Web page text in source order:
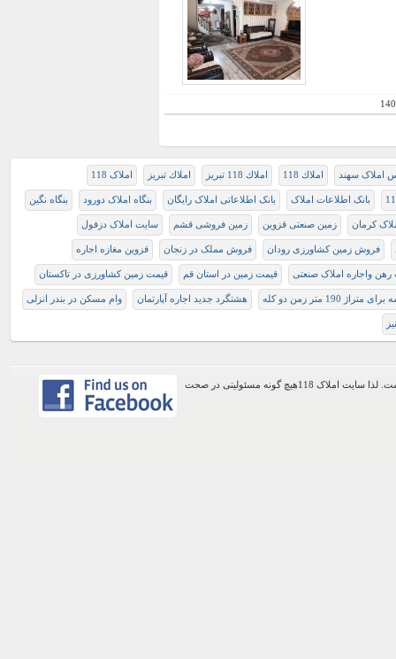
املاک سهند املاك 118 املاك 118 تبريز املاك تبريز املاک 118
بانک اطلاعات املاک بانک اطلاعاتی املاک رایگان بنگاه املاک دورود بنگاه نگین
کرمان زمین صنعتی قزوین زمین فروشی قشم سایت املاک دزفول
فروش زمین کشاورزی رودان فروش مملک در زنجان قزوین مغازه اجاره
رهن واجاره املاک صنعتی قیمت زمین در استان قم قیمت زمین کشاورزی در تاکستان
متراژ 190 متر زمن دو کله هشتگرد جديد اجاره آپارتمان وام مسکن در بندر انزلی
اطلاعات موجود در این وب سایت از طریق کاربران عمومی سایت ثبت شده است. لذا سایت املاک 118هیچ گونه مسئولیتی در صحت